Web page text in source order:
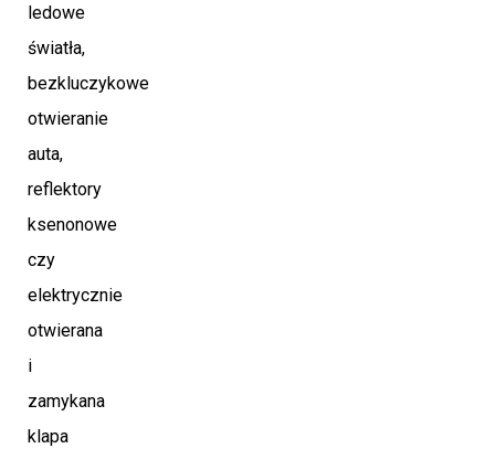
ledowe
światła,
bezkluczykowe
otwieranie
auta,
reflektory
ksenonowe
czy
elektrycznie
otwierana
i
zamykana
klapa